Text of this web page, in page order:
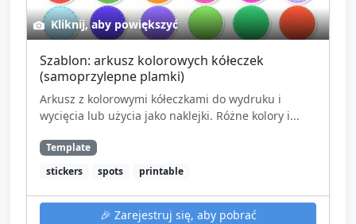
Kliknij, aby powiększyć
Szablon: arkusz kolorowych kółeczek
(samoprzylepne plamki)
Arkusz z kolorowymi kółeczkami do wydruku i
wycięcia lub użycia jako naklejki. Różne kolory i...
Template
stickers
spots printable
🎉 Zarejestruj się, aby pobrać